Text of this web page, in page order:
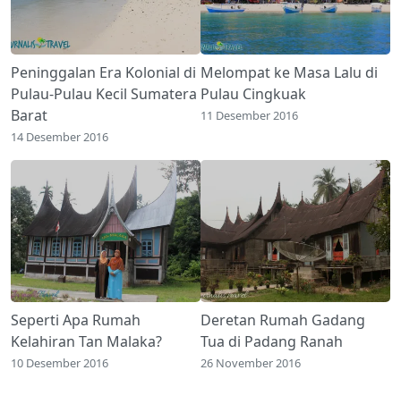
Peninggalan Era Kolonial di
Pulau-Pulau Kecil Sumatera
Barat
14 Desember 2016
Melompat ke Masa Lalu di
Pulau Cingkuak
11 Desember 2016
Seperti Apa Rumah
Kelahiran Tan Malaka?
10 Desember 2016
Deretan Rumah Gadang
Tua di Padang Ranah
26 November 2016